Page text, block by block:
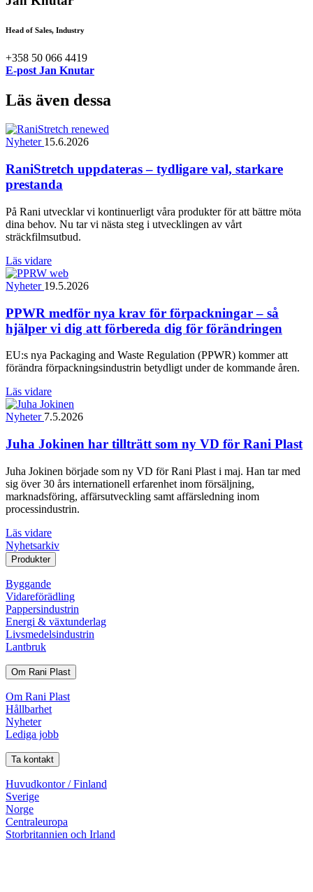
Head of Sales, Industry
+358 50 066 4419
E-post Jan Knutar
Läs även dessa
Nyheter 15.6.2026
RaniStretch uppdateras – tydligare val, starkare
prestanda
På Rani utvecklar vi kontinuerligt våra produkter för att bättre möta
dina behov. Nu tar vi nästa steg i utvecklingen av vårt
sträckfilmsutbud.
Läs vidare
Nyheter 19.5.2026
PPWR medför nya krav för förpackningar – så
hjälper vi dig att förbereda dig för förändringen
EU:s nya Packaging and Waste Regulation (PPWR) kommer att
förändra förpackningsindustrin betydligt under de kommande åren.
Läs vidare
Nyheter 7.5.2026
Juha Jokinen har tillträtt som ny VD för Rani Plast
Juha Jokinen började som ny VD för Rani Plast i maj. Han tar med
sig över 30 års internationell erfarenhet inom försäljning,
marknadsföring, affärsutveckling samt affärsledning inom
processindustrin.
Läs vidare
Nyhetsarkiv
Produkter
Byggande
Vidareförädling
Pappersindustrin
Energi & växtunderlag
Livsmedelsindustrin
Lantbruk
Om Rani Plast
Om Rani Plast
Hållbarhet
Nyheter
Lediga jobb
Ta kontakt
Huvudkontor / Finland
Sverige
Norge
Centraleuropa
Storbritannien och Irland